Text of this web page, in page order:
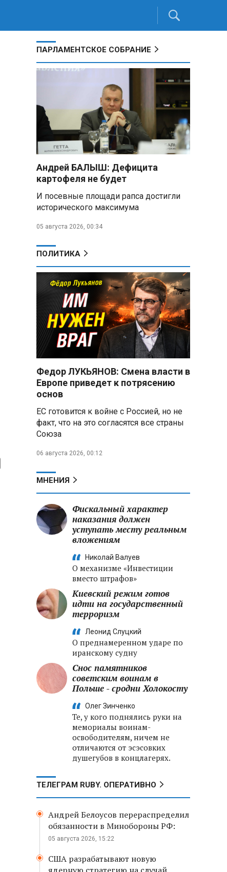
ПАРЛАМЕНТСКОЕ СОБРАНИЕ
Андрей БАЛЫШ: Дефицита
картофеля не будет
И посевные площади рапса достигли
исторического максимума
05 августа 2026, 00:34
ПОЛИТИКА
Федор ЛУКЬЯНОВ: Смена власти в
Европе приведет к потрясению
основ
ЕС готовится к войне с Россией, но не
факт, что на это согласятся все страны
Союза
06 августа 2026, 00:12
МНЕНИЯ
Фискальный характер
наказания должен
уступать месту реальным
вложениям
Николай Валуев
О механизме «Инвестиции
вместо штрафов»
Киевский режим готов
идти на государственный
терроризм
Леонид Слуцкий
О преднамеренном ударе по
иранскому судну
Снос памятников
советским воинам в
Польше - сродни Холокосту
Олег Зинченко
Те, у кого поднялись руки на
мемориалы воинам-
освободителям, ничем не
отличаются от эсэсовких
душегубов в концлагерях.
ТЕЛЕГРАМ RUBY. ОПЕРАТИВНО
Андрей Белоусов перераспределил
обязанности в Минобороны РФ:
05 августа 2026, 15:22
США разрабатывают новую